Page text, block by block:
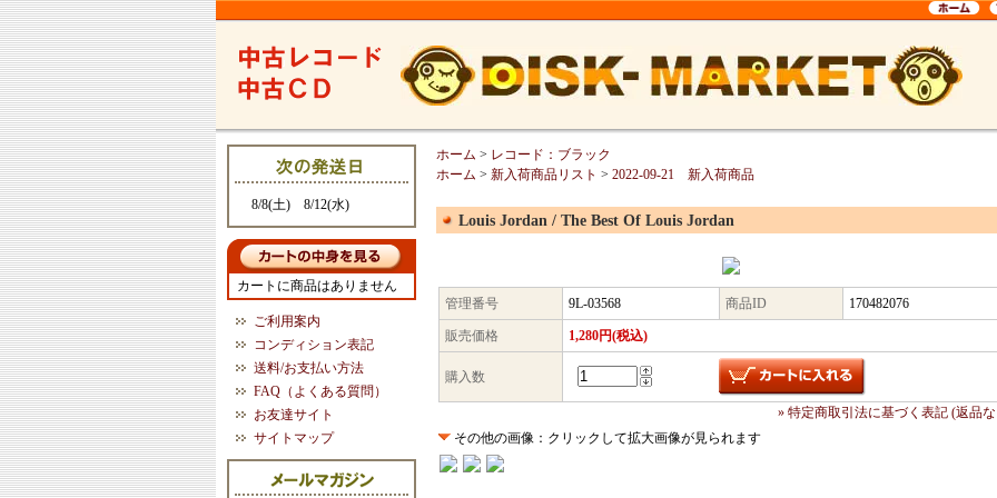
8/8(土) 8/12(水)
カートに商品はありません
ご利用案内
コンディション表記
送料/お支払い方法
FAQ（よくある質問）
お友達サイト
サイトマップ
ホーム > レコード：ブラック
ホーム > 新入荷商品リスト > 2022-09-21 新入荷商品
Louis Jordan / The Best Of Louis Jordan
管理番号 9L-03568 商品ID 170482076
販売価格 1,280円(税込)
購入数
» 特定商取引法に基づく表記 (返品
その他の画像：クリックして拡大画像が見られます